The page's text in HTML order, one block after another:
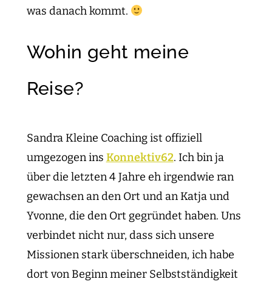
was danach kommt.
Wohin geht meine
Reise?
Sandra Kleine Coaching ist offiziell
umgezogen ins Konnektiv62. Ich bin ja
über die letzten 4 Jahre eh irgendwie ran
gewachsen an den Ort und an Katja und
Yvonne, die den Ort gegründet haben. Uns
verbindet nicht nur, dass sich unsere
Missionen stark überschneiden, ich habe
dort von Beginn meiner Selbstständigkeit